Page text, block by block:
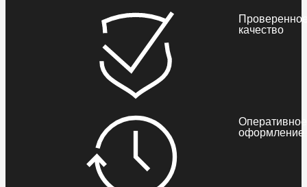
качество
Оперативное
оформление